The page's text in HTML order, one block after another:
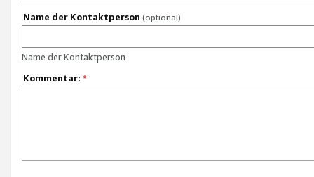
Name der Kontaktperson (optional)
Name der Kontaktperson
Kommentar: *